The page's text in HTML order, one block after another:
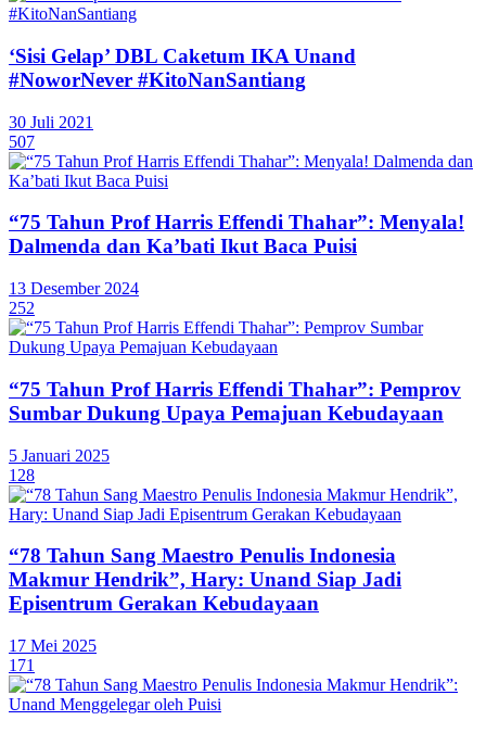
‘Sisi Gelap’ DBL Caketum IKA Unand
#NoworNever #KitoNanSantiang
30 Juli 2021
507
“75 Tahun Prof Harris Effendi Thahar”: Menyala!
Dalmenda dan Ka’bati Ikut Baca Puisi
13 Desember 2024
252
“75 Tahun Prof Harris Effendi Thahar”: Pemprov
Sumbar Dukung Upaya Pemajuan Kebudayaan
5 Januari 2025
128
“78 Tahun Sang Maestro Penulis Indonesia
Makmur Hendrik”, Hary: Unand Siap Jadi
Episentrum Gerakan Kebudayaan
17 Mei 2025
171